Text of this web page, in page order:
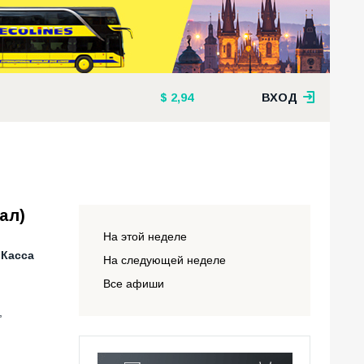
2,94 ВХОД
На этой неделе
На следующей неделе
Все афиши